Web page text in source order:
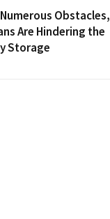
Obstacles,
Are Hindering the
Storage